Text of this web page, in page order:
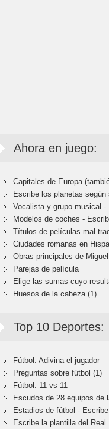
Ahora en juego:
Capitales de Europa
Escribe los planetas
Vocalista y grupo musical
Modelos de coches -
Títulos de películas mal
Ciudades romanas en
Obras principales de Miguel
Parejas de película
Elige las sumas cuyo
Huesos de la cabeza (1)
Top 10 Deportes:
Fútbol: Adivina el jugador
Preguntas sobre fútbol (1)
Fútbol: 11 vs 11
Escudos de 28 equipos de
Estadios de fútbol -
Escribe la plantilla del Real